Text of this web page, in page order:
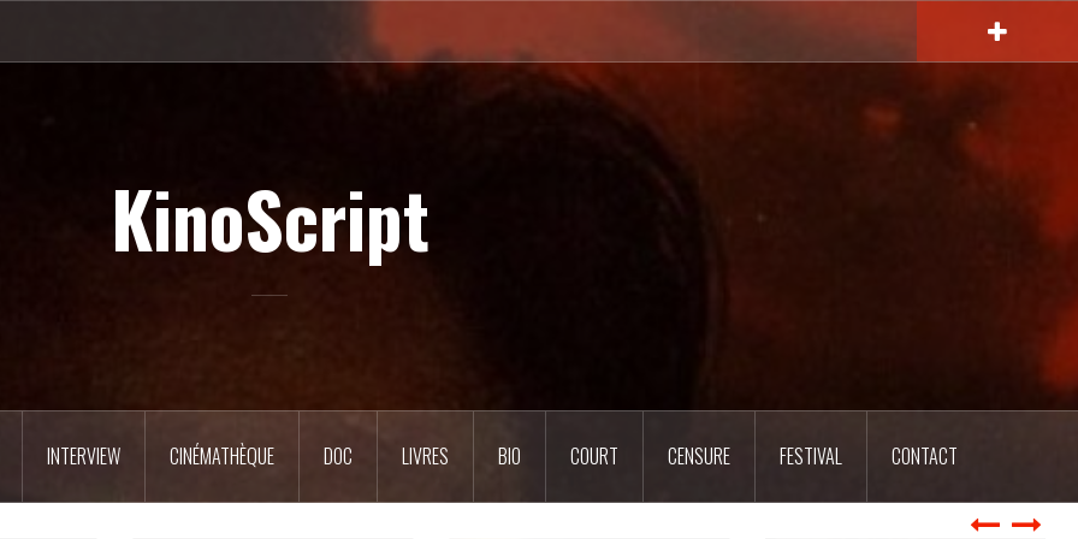
KinoScript
INTERVIEW CINÉMATHÈQUE DOC LIVRES BIO COURT CENSURE FESTIVAL CONTACT